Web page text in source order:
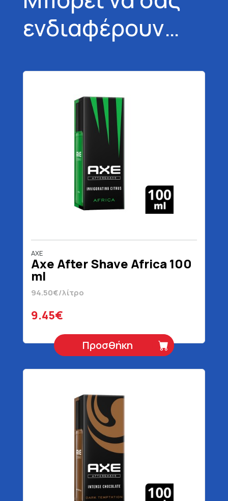
ενδιαφέρουν…
AXE
Axe After Shave Africa 100
ml
94.50€/λίτρο
9.45€
Προσθήκη